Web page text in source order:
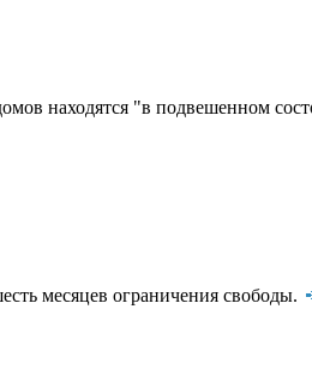
находятся "в подвешенном
месяцев ограничения свободы.